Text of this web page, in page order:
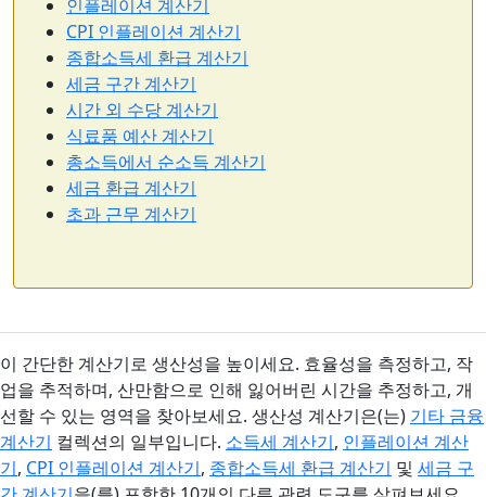
인플레이션 계산기
CPI 인플레이션 계산기
종합소득세 환급 계산기
세금 구간 계산기
시간 외 수당 계산기
식료품 예산 계산기
총소득에서 순소득 계산기
세금 환급 계산기
초과 근무 계산기
이 간단한 계산기로 생산성을 높이세요. 효율성을 측정하고, 작
업을 추적하며, 산만함으로 인해 잃어버린 시간을 추정하고, 개
선할 수 있는 영역을 찾아보세요. 생산성 계산기은(는) 기타 금융
계산기 컬렉션의 일부입니다. 소득세 계산기, 인플레이션 계산
기, CPI 인플레이션 계산기, 종합소득세 환급 계산기 및 세금 구